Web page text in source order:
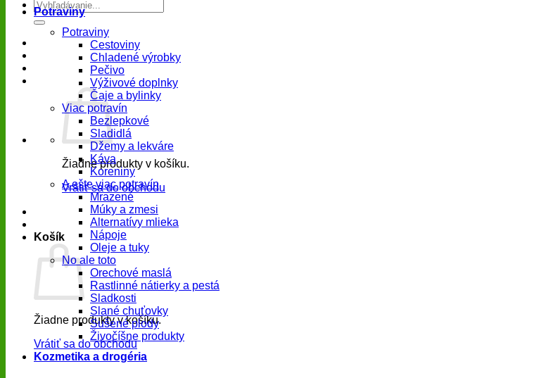
Hľadať:
Žiadne produkty v košíku.
Vrátiť sa do obchodu
Košík
Žiadne produkty v košíku.
Vrátiť sa do obchodu
Potraviny
Potraviny
Cestoviny
Chladené výrobky
Pečivo
Výživové doplnky
Čaje a bylinky
Viac potravín
Bezlepkové
Sladidlá
Džemy a lekváre
Káva
Koreniny
A ešte viac potravín
Mrazené
Múky a zmesi
Alternatívy mlieka
Nápoje
Oleje a tuky
No ale toto
Orechové maslá
Rastlinné nátierky a pestá
Sladkosti
Slané chuťovky
Sušené plody
Živočíšne produkty
Kozmetika a drogéria